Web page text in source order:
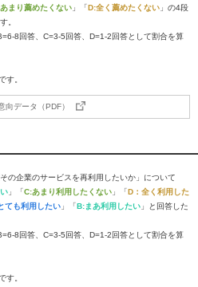
まり薦めたくない 」「D:全く薦めたくない 」の4段
。
8回答、C=3-5回答、D=1-2回答として割合を算
す。
向データ（PDF）
の企業のサービスを再利用したいか」について
」「C:あまり利用したくない 」「D：全く利用した
ても利用したい 」「B:まあ利用したい 」と回答した
8回答、C=3-5回答、D=1-2回答として割合を算
す。